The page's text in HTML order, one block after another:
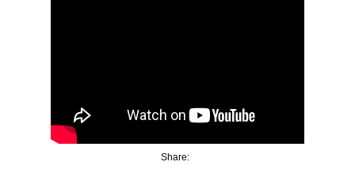
Share: